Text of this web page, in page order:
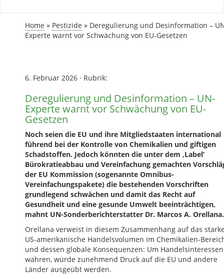
Home » Pestizide » Deregulierung und Desinformation –
Experte warnt vor Schwächung von EU-Gesetzen
6. Februar 2026 · Rubrik:
Deregulierung und Desinformation – UN-
Experte warnt vor Schwächung von EU-
Gesetzen
Noch seien die EU und ihre Mitgliedstaaten international
führend bei der Kontrolle von Chemikalien und giftigen
Schadstoffen. Jedoch könnten die unter dem ‚Label‘
Bürokratieabbau und Vereinfachung gemachten
der EU Kommission (sogenannte Omnibus-
Vereinfachungspakete) die bestehenden Vorschriften
grundlegend schwächen und damit das Recht auf
Gesundheit und eine gesunde Umwelt beeinträchtigen,
mahnt UN-Sonderberichterstatter Dr. Marcos A. Orellana.
Orellana verweist in diesem Zusammenhang auf das
US-amerikanische Handelsvolumen im Chemikalien-
und dessen globale Konsequenzen: Um
wahren, würde zunehmend Druck auf die EU und andere
Länder ausgeübt werden.